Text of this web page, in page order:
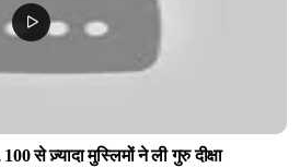
से ज़्यादा मुस्लिमों ने ली गुरु दीक्षा